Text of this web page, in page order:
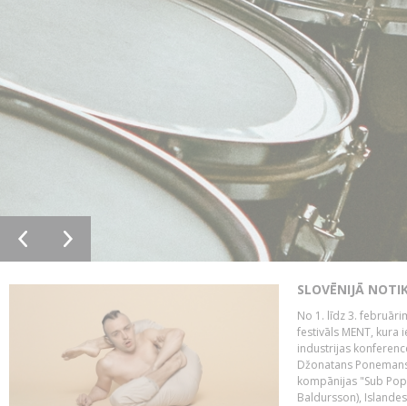
SLOVĒNIJĀ
No 1. līdz 3.
festivāls MENT, kura
industrijas
Džonatans
kompānijas "Sub
Baldursson),